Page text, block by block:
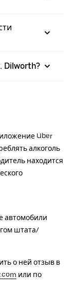
Dilworth?
Uber
алкоголь
находится
автомобили
штата/
о ней отзыв в
или по